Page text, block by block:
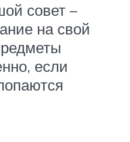
совет –
на свой
если